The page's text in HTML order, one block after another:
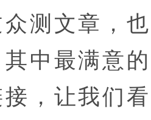
测文章，也
中最满意的
，让我们看